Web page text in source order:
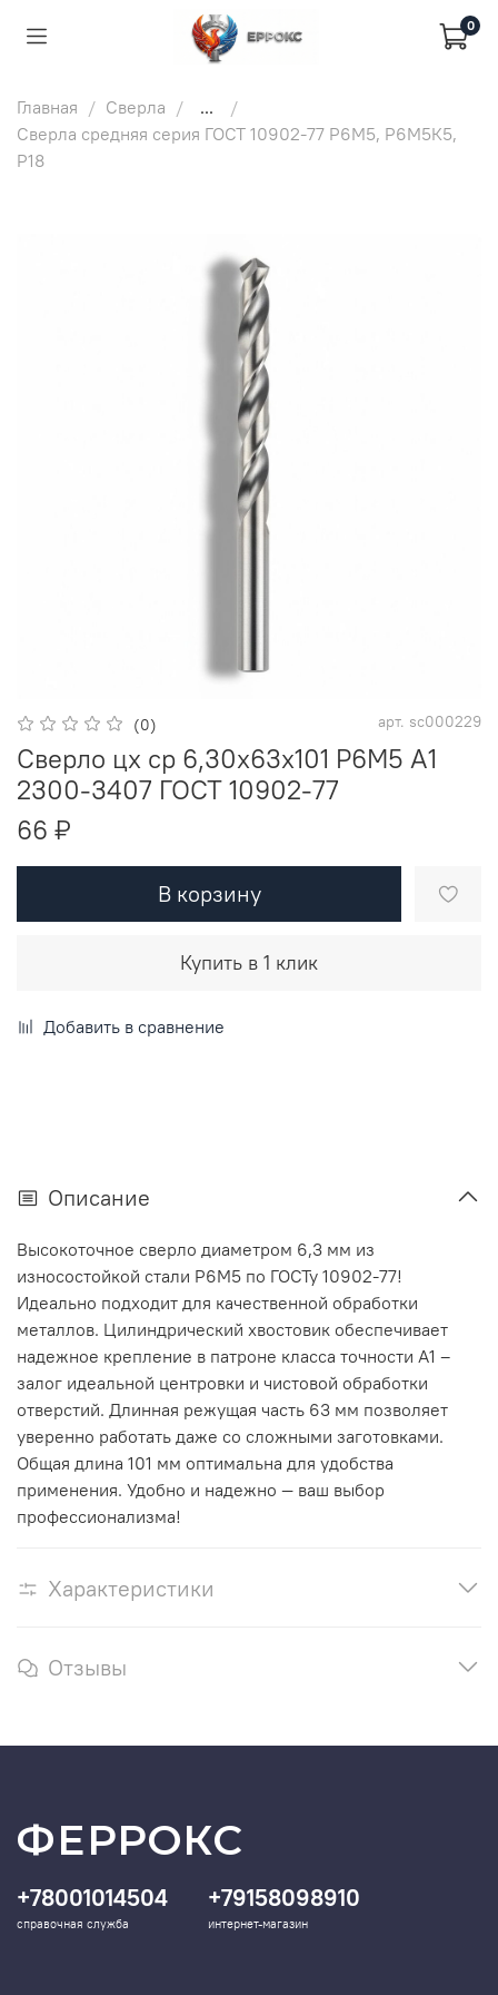
0
Главная Сверла
...
Сверла средняя серия ГОСТ 10902-77 Р6М5, Р6М5К5,
Р18
(0) арт. sc000229
Сверло цх ср 6,30х63х101 Р6М5 A1
2300-3407 ГОСТ 10902-77
66 ₽
В корзину
Купить в 1 клик
Добавить в сравнение
Описание
Высокоточное сверло диаметром 6,3 мм из
износостойкой стали Р6М5 по ГОСТу 10902-77!
Идеально подходит для качественной обработки
металлов. Цилиндрический хвостовик обеспечивает
надежное крепление в патроне класса точности А1 –
залог идеальной центровки и чистовой обработки
отверстий. Длинная режущая часть 63 мм позволяет
уверенно работать даже со сложными заготовками.
Общая длина 101 мм оптимальна для удобства
применения. Удобно и надежно — ваш выбор
профессионализма!
Характеристики
Отзывы
+78001014504
справочная служба
+79158098910
интернет-магазин
ФЕРРОКС